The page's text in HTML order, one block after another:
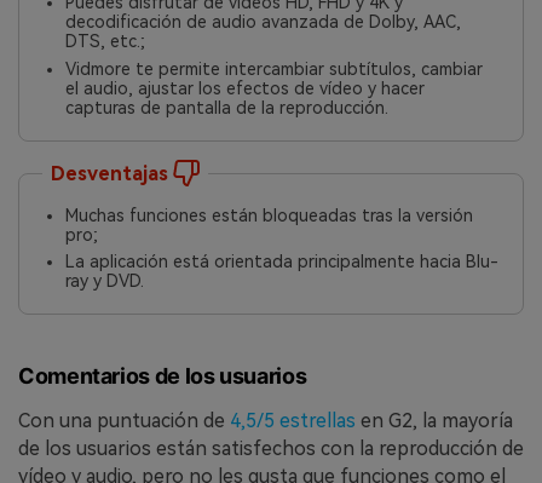
decodificación de audio avanzada de Dolby, AAC,
DTS, etc.;
Vidmore te permite intercambiar subtítulos, cambiar
el audio, ajustar los efectos de vídeo y hacer
capturas de pantalla de la reproducción.
Desventajas
Muchas funciones están bloqueadas tras la versión
pro;
La aplicación está orientada principalmente hacia Blu-
ray y DVD.
Comentarios de los usuarios
Con una puntuación de 4,5/5 estrellas en G2, la mayoría
de los usuarios están satisfechos con la reproducción de
vídeo y audio, pero no les gusta que funciones como el